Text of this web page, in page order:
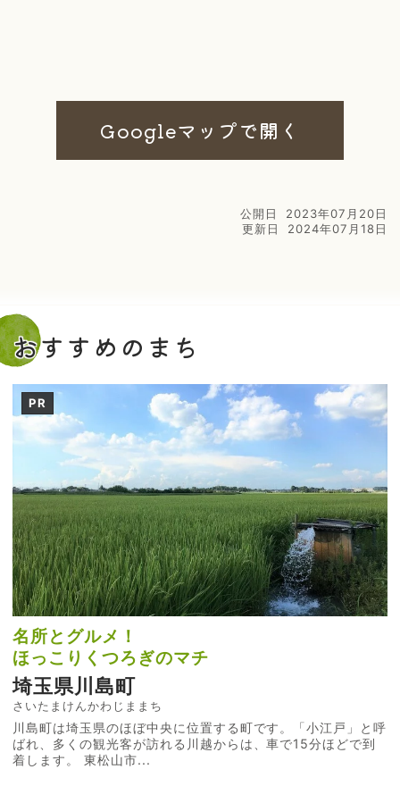
Googleマップで開く
公開日
2023年07月20日
更新日
2024年07月18日
おすすめのまち
PR
名所とグルメ！
ほっこりくつろぎのマチ
埼玉県川島町
さいたまけんかわじままち
川島町は埼玉県のほぼ中央に位置する町です。「小江戸」と呼
ばれ、多くの観光客が訪れる川越からは、車で15分ほどで到
着します。 東松山市...